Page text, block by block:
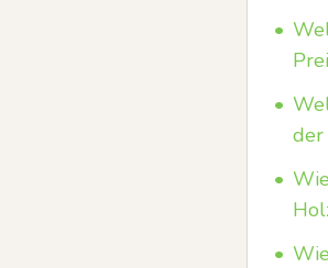
•
•
der
•
•